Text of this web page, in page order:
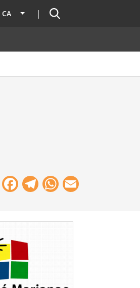
CA Llista les accions addicionals
Cercador
X Facebook
Telegram
WhatsApp